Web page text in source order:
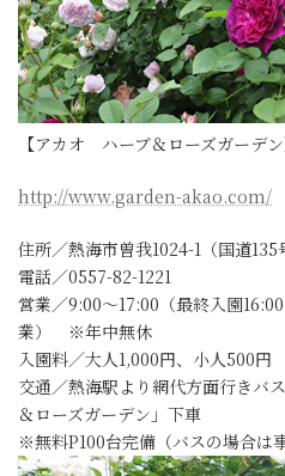
【アカオ ハーブ＆ローズガーデン
http://www.garden-akao.com/
住所／熱海市曽我1024-1（国道135
電話／0557-82-1221
営業／9:00～17:00（最終入園
業） ※年中無休
入園料／大人1,000円、小人500円
交通／熱海駅より網代方面行きバ
＆ローズガーデン」下車
※無料P100台完備（バスの場合は